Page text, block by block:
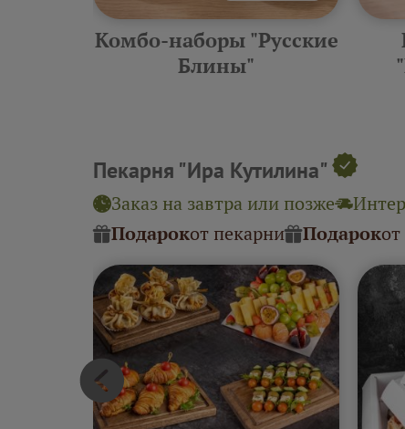
Комбо-наборы "Русские
Блины"
Пекарня "Ира Кутилина"
Заказ на завтра или позже
Подарокот пекарни Подарок